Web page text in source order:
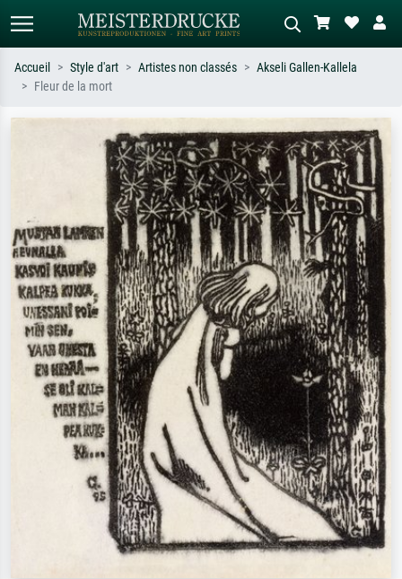
Recherchez par artiste, titre ou style –
ex. Monet, Nuit étoilée,
impressionnisme, vague de Hokusai,
nu.
Décrivez la scène – ex. prairie verte,
abstrait avec beaucoup de rouge,
tableau sombre, nu debout près d'un
arbre.
Accueil Style d'art Artistes non classés
Akseli Gallen-Kallela
Fleur de la mort